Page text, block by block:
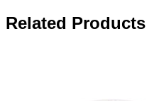
Related Products